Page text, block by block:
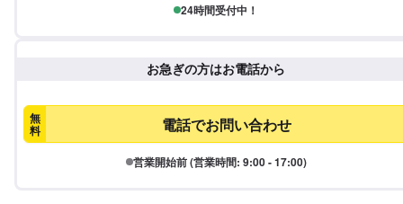
24時間受付中！
お急ぎの方はお電話から
無
料 電話でお問い合わせ
営業開始前 (営業時間: 9:00 - 17:00)